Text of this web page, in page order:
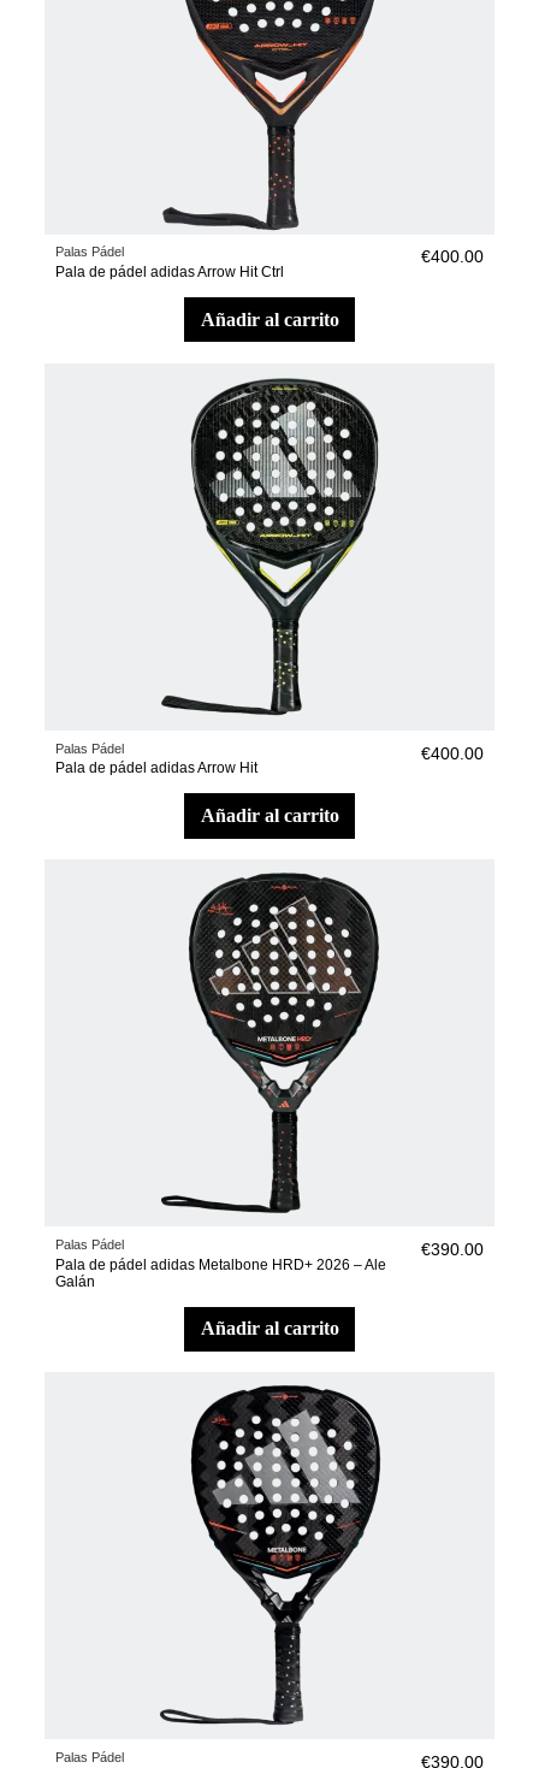
Palas Pádel
Pala de pádel adidas Arrow Hit Ctrl
€400.00
añadir al carrito
Palas Pádel
Pala de pádel adidas Arrow Hit
€400.00
añadir al carrito
Palas Pádel
Pala de pádel adidas Metalbone HRD+ 2026 – Ale
Galán
€390.00
añadir al carrito
Palas Pádel €390.00